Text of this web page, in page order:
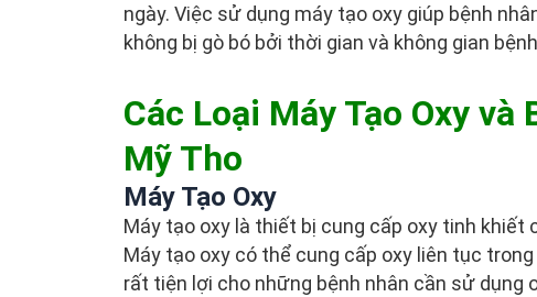
ngày. Việc sử dụng máy tạo oxy giúp bệnh
không bị gò bó bởi thời gian và không gian
Các Loại Máy Tạo Oxy và
Mỹ Tho
Máy Tạo Oxy
Máy tạo oxy là thiết bị cung cấp oxy tinh khiết
Máy tạo oxy có thể cung cấp oxy liên tục
rất tiện lợi cho những bệnh nhân cần sử dụng